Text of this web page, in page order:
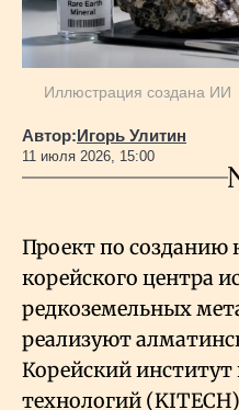
Иллюстрация создана ИИ
Автор:Игорь Улитин
11 июля 2026, 15:00
Проект по созданию
корейского центра
редкоземельных
реализуют
Корейский
технологий